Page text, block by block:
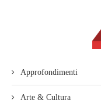
Approfondimenti
Arte & Cultura